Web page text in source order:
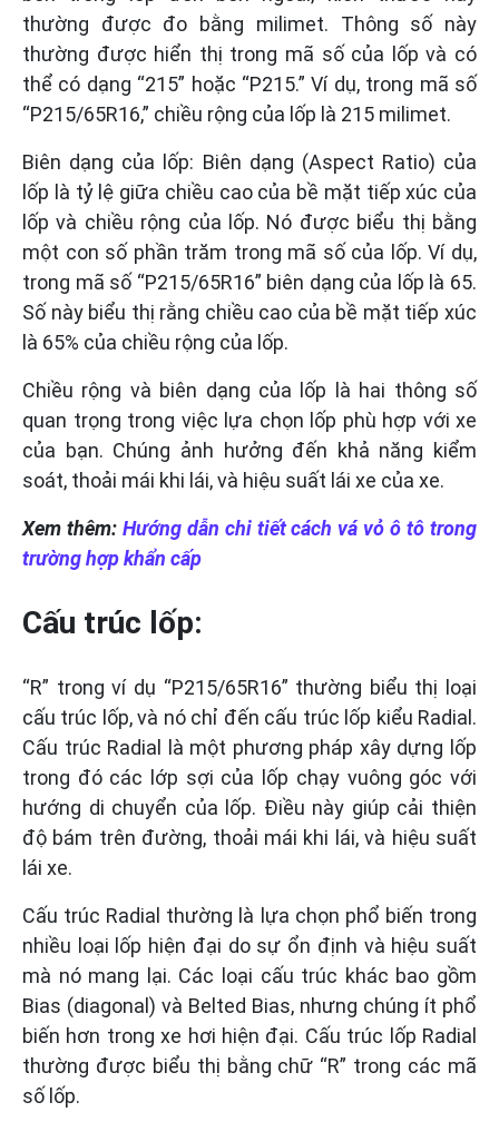
thường được đo bằng milimet. Thông số này
thường được hiển thị trong mã số của lốp và có
thể có dạng “215” hoặc “P215.” Ví dụ, trong mã số
“P215/65R16,” chiều rộng của lốp là 215 milimet.
Biên dạng của lốp: Biên dạng (Aspect Ratio) của
lốp là tỷ lệ giữa chiều cao của bề mặt tiếp xúc của
lốp và chiều rộng của lốp. Nó được biểu thị bằng
một con số phần trăm trong mã số của lốp. Ví dụ,
trong mã số “P215/65R16” biên dạng của lốp là 65.
Số này biểu thị rằng chiều cao của bề mặt tiếp xúc
là 65% của chiều rộng của lốp.
Chiều rộng và biên dạng của lốp là hai thông số
quan trọng trong việc lựa chọn lốp phù hợp với xe
của bạn. Chúng ảnh hưởng đến khả năng kiểm
soát, thoải mái khi lái, và hiệu suất lái xe của xe.
Xem thêm: Hướng dẫn chi tiết cách vá vỏ ô tô trong
trường hợp khẩn cấp
Cấu trúc lốp:
“R” trong ví dụ “P215/65R16” thường biểu thị loại
cấu trúc lốp, và nó chỉ đến cấu trúc lốp kiểu Radial.
Cấu trúc Radial là một phương pháp xây dựng lốp
trong đó các lớp sợi của lốp chạy vuông góc với
hướng di chuyển của lốp. Điều này giúp cải thiện
độ bám trên đường, thoải mái khi lái, và hiệu suất
lái xe.
Cấu trúc Radial thường là lựa chọn phổ biến trong
nhiều loại lốp hiện đại do sự ổn định và hiệu suất
mà nó mang lại. Các loại cấu trúc khác bao gồm
Bias (diagonal) và Belted Bias, nhưng chúng ít phổ
biến hơn trong xe hơi hiện đại. Cấu trúc lốp Radial
thường được biểu thị bằng chữ “R” trong các mã
số lốp.